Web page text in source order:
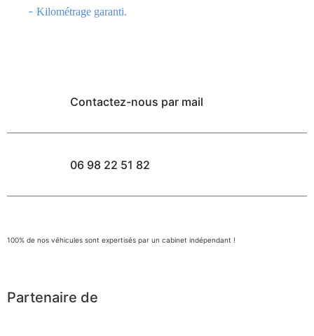
Kilométrage garanti.
Contactez-nous par mail
06 98 22 51 82
100% de nos véhicules sont expertisés par un cabinet indépendant !
Partenaire de